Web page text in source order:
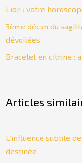
Lion : votre
3ème décan du
dévoilées
Bracelet en citrine :
Articles
L’influence subtile
destinée